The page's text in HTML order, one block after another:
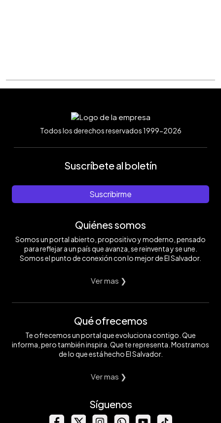
Todos los derechos reservados 1999-2026
Suscríbete al boletín
Suscribirme
Quiénes somos
Somos un portal abierto, propositivo y moderno, pensado
para reflejar a un país que avanza, se reinventa y se une.
Somos el punto de conexión con lo mejor de El Salvador.
Ver mas ❯
Qué ofrecemos
Te ofrecemos un portal que evoluciona contigo. Que
informa, pero también inspira. Que te representa. Mostramos
de lo que está hecho El Salvador.
Ver mas ❯
Síguenos